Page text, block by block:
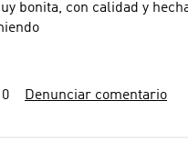
bonita, con calidad y
0 Denunciar comentario